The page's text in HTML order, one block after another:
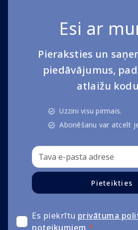
Esi ar
Pieraksties un
piedāvājumus,
atlaižu
Uzzini visu pirmais.